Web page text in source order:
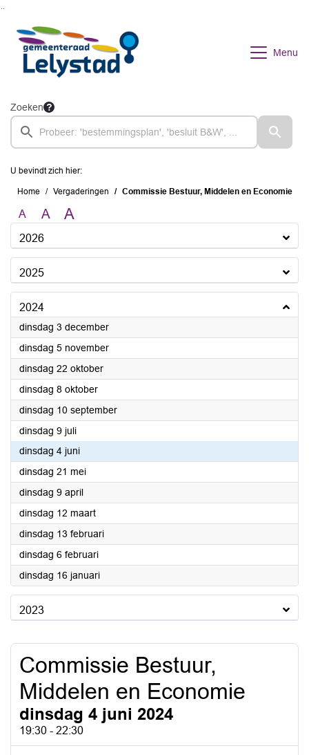
Menu
Zoeken
U bevindt zich hier:
Home Vergaderingen Commissie Bestuur, Middelen en Economie
A A A
2026
2025
2024
dinsdag 3 december2024
dinsdag 5 november2024
dinsdag 22 oktober2024
dinsdag 8 oktober2024
dinsdag 10 september2024
dinsdag 9 juli2024
dinsdag 4 juni2024
dinsdag 21 mei2024
dinsdag 9 april2024
dinsdag 12 maart2024
dinsdag 13 februari2024
dinsdag 6 februari2024
dinsdag 16 januari2024
2023
Commissie Bestuur,
Middelen en Economie
dinsdag 4 juni 2024
19:30 - 22:30